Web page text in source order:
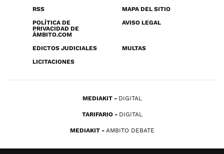
RSS
MAPA DEL SITIO
POLÍTICA DE
PRIVACIDAD DE
ÁMBITO.COM
AVISO LEGAL
EDICTOS JUDICIALES
MULTAS
LICITACIONES
MEDIAKIT DIGITAL
TARIFARIO DIGITAL
MEDIAKIT AMBITO DEBATE